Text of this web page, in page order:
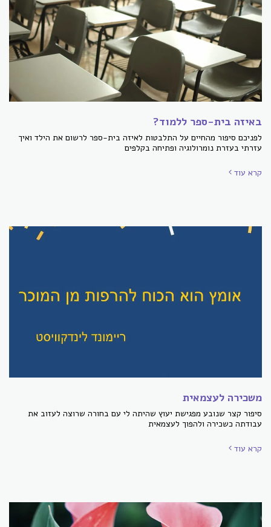
באיזה בית-ספר ללמוד?
לפניכם סיפור מהחיים על התלבטות לאיזה בית-ספר לרשום את הילד ואיך
עזרתי בעזרת נומרולוגיה ופתיחה בקלפים
קרא עוד
משכירה לעצמאית
סיפור קצר שנובע מפגישת יעוץ שהיתה לי עם בחורה שרוצה לעזוב את
עבודתה כשכירה ולהפוך לעצמאית
קרא עוד